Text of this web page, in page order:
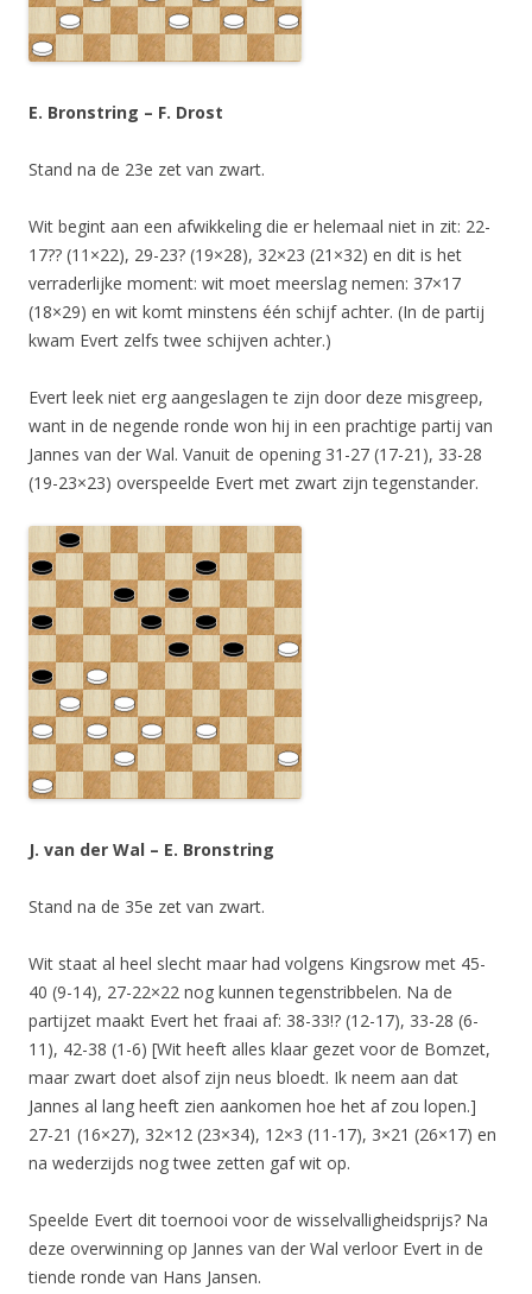
E. Bronstring – F. Drost
Stand na de 23e zet van zwart.
Wit begint aan een afwikkeling die er helemaal niet in zit: 22-
17?? (11×22), 29-23? (19×28), 32×23 (21×32) en dit is het
verraderlijke moment: wit moet meerslag nemen: 37×17
(18×29) en wit komt minstens één schijf achter. (In de partij
kwam Evert zelfs twee schijven achter.)
Evert leek niet erg aangeslagen te zijn door deze misgreep,
want in de negende ronde won hij in een prachtige partij van
Jannes van der Wal. Vanuit de opening 31-27 (17-21), 33-28
(19-23×23) overspeelde Evert met zwart zijn tegenstander.
J. van der Wal – E. Bronstring
Stand na de 35e zet van zwart.
Wit staat al heel slecht maar had volgens Kingsrow met 45-
40 (9-14), 27-22×22 nog kunnen tegenstribbelen. Na de
partijzet maakt Evert het fraai af: 38-33!? (12-17), 33-28 (6-
11), 42-38 (1-6) [Wit heeft alles klaar gezet voor de Bomzet,
maar zwart doet alsof zijn neus bloedt. Ik neem aan dat
Jannes al lang heeft zien aankomen hoe het af zou lopen.]
27-21 (16×27), 32×12 (23×34), 12×3 (11-17), 3×21 (26×17) en
na wederzijds nog twee zetten gaf wit op.
Speelde Evert dit toernooi voor de wisselvalligheidsprijs? Na
deze overwinning op Jannes van der Wal verloor Evert in de
tiende ronde van Hans Jansen.